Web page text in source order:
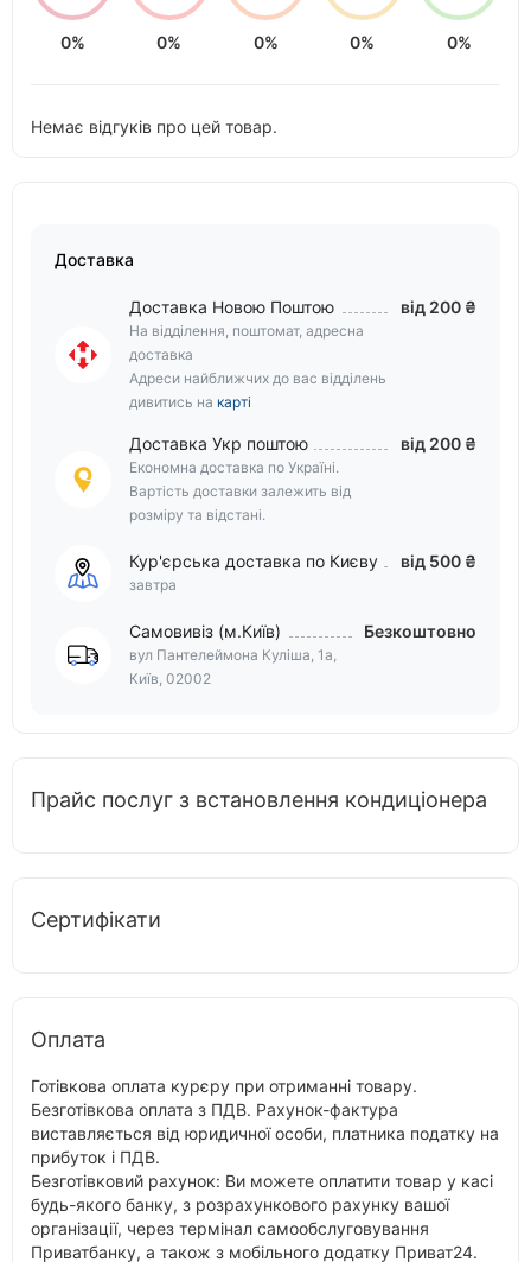
0% 0% 0% 0% 0%
Немає відгуків про цей товар.
Доставка
Доставка Новою Поштою
На відділення, поштомат, адресна
доставка
Адреси найближчих до вас відділень
дивитись на карті
від 200 ₴
Доставка Укр поштою
Економна доставка по Україні.
Вартість доставки залежить від
розміру та відстані.
від 200 ₴
Кур'єрська доставка по Києву
завтра
від 500 ₴
Самовивіз (м.Київ)
вул Пантелеймона Куліша, 1а,
Київ, 02002
Безкоштовно
Прайс послуг з встановлення кондиціонера
Сертифікати
Оплата
Готівкова оплата курєру при отриманні товару.
Безготівкова оплата з ПДВ. Рахунок-фактура
виставляється від юридичної особи, платника податку на
прибуток і ПДВ.
Безготівковий рахунок: Ви можете оплатити товар у касі
будь-якого банку, з розрахункового рахунку вашої
організації, через термінал самообслуговування
Приватбанку, а також з мобільного додатку Приват24.